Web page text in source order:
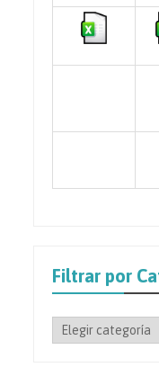
Filtrar por
Filtrar